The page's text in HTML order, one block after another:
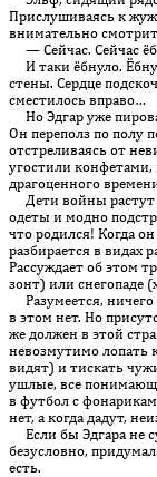
Прислушиваясь к
внимательно
— Сейчас. Сейчас
И таки ёбнуло.
стены. Сердце
сместилось вправо…
Но Эдгар уже
Он переполз по полу
отстреливаясь от
угостили
драгоценного
Дети войны растут
одеты и модно
что родился! Когда
разбирается в видах
Рассуждает об этом
зонт) или снегопаде
Разумеется,
в этом нет. Но
же должен в этой
невозмутимо лопать
видят) и тискать
ушлые, все
в футбол с
нет, а когда дадут,
Если бы Эдгара не
безусловно,
есть.